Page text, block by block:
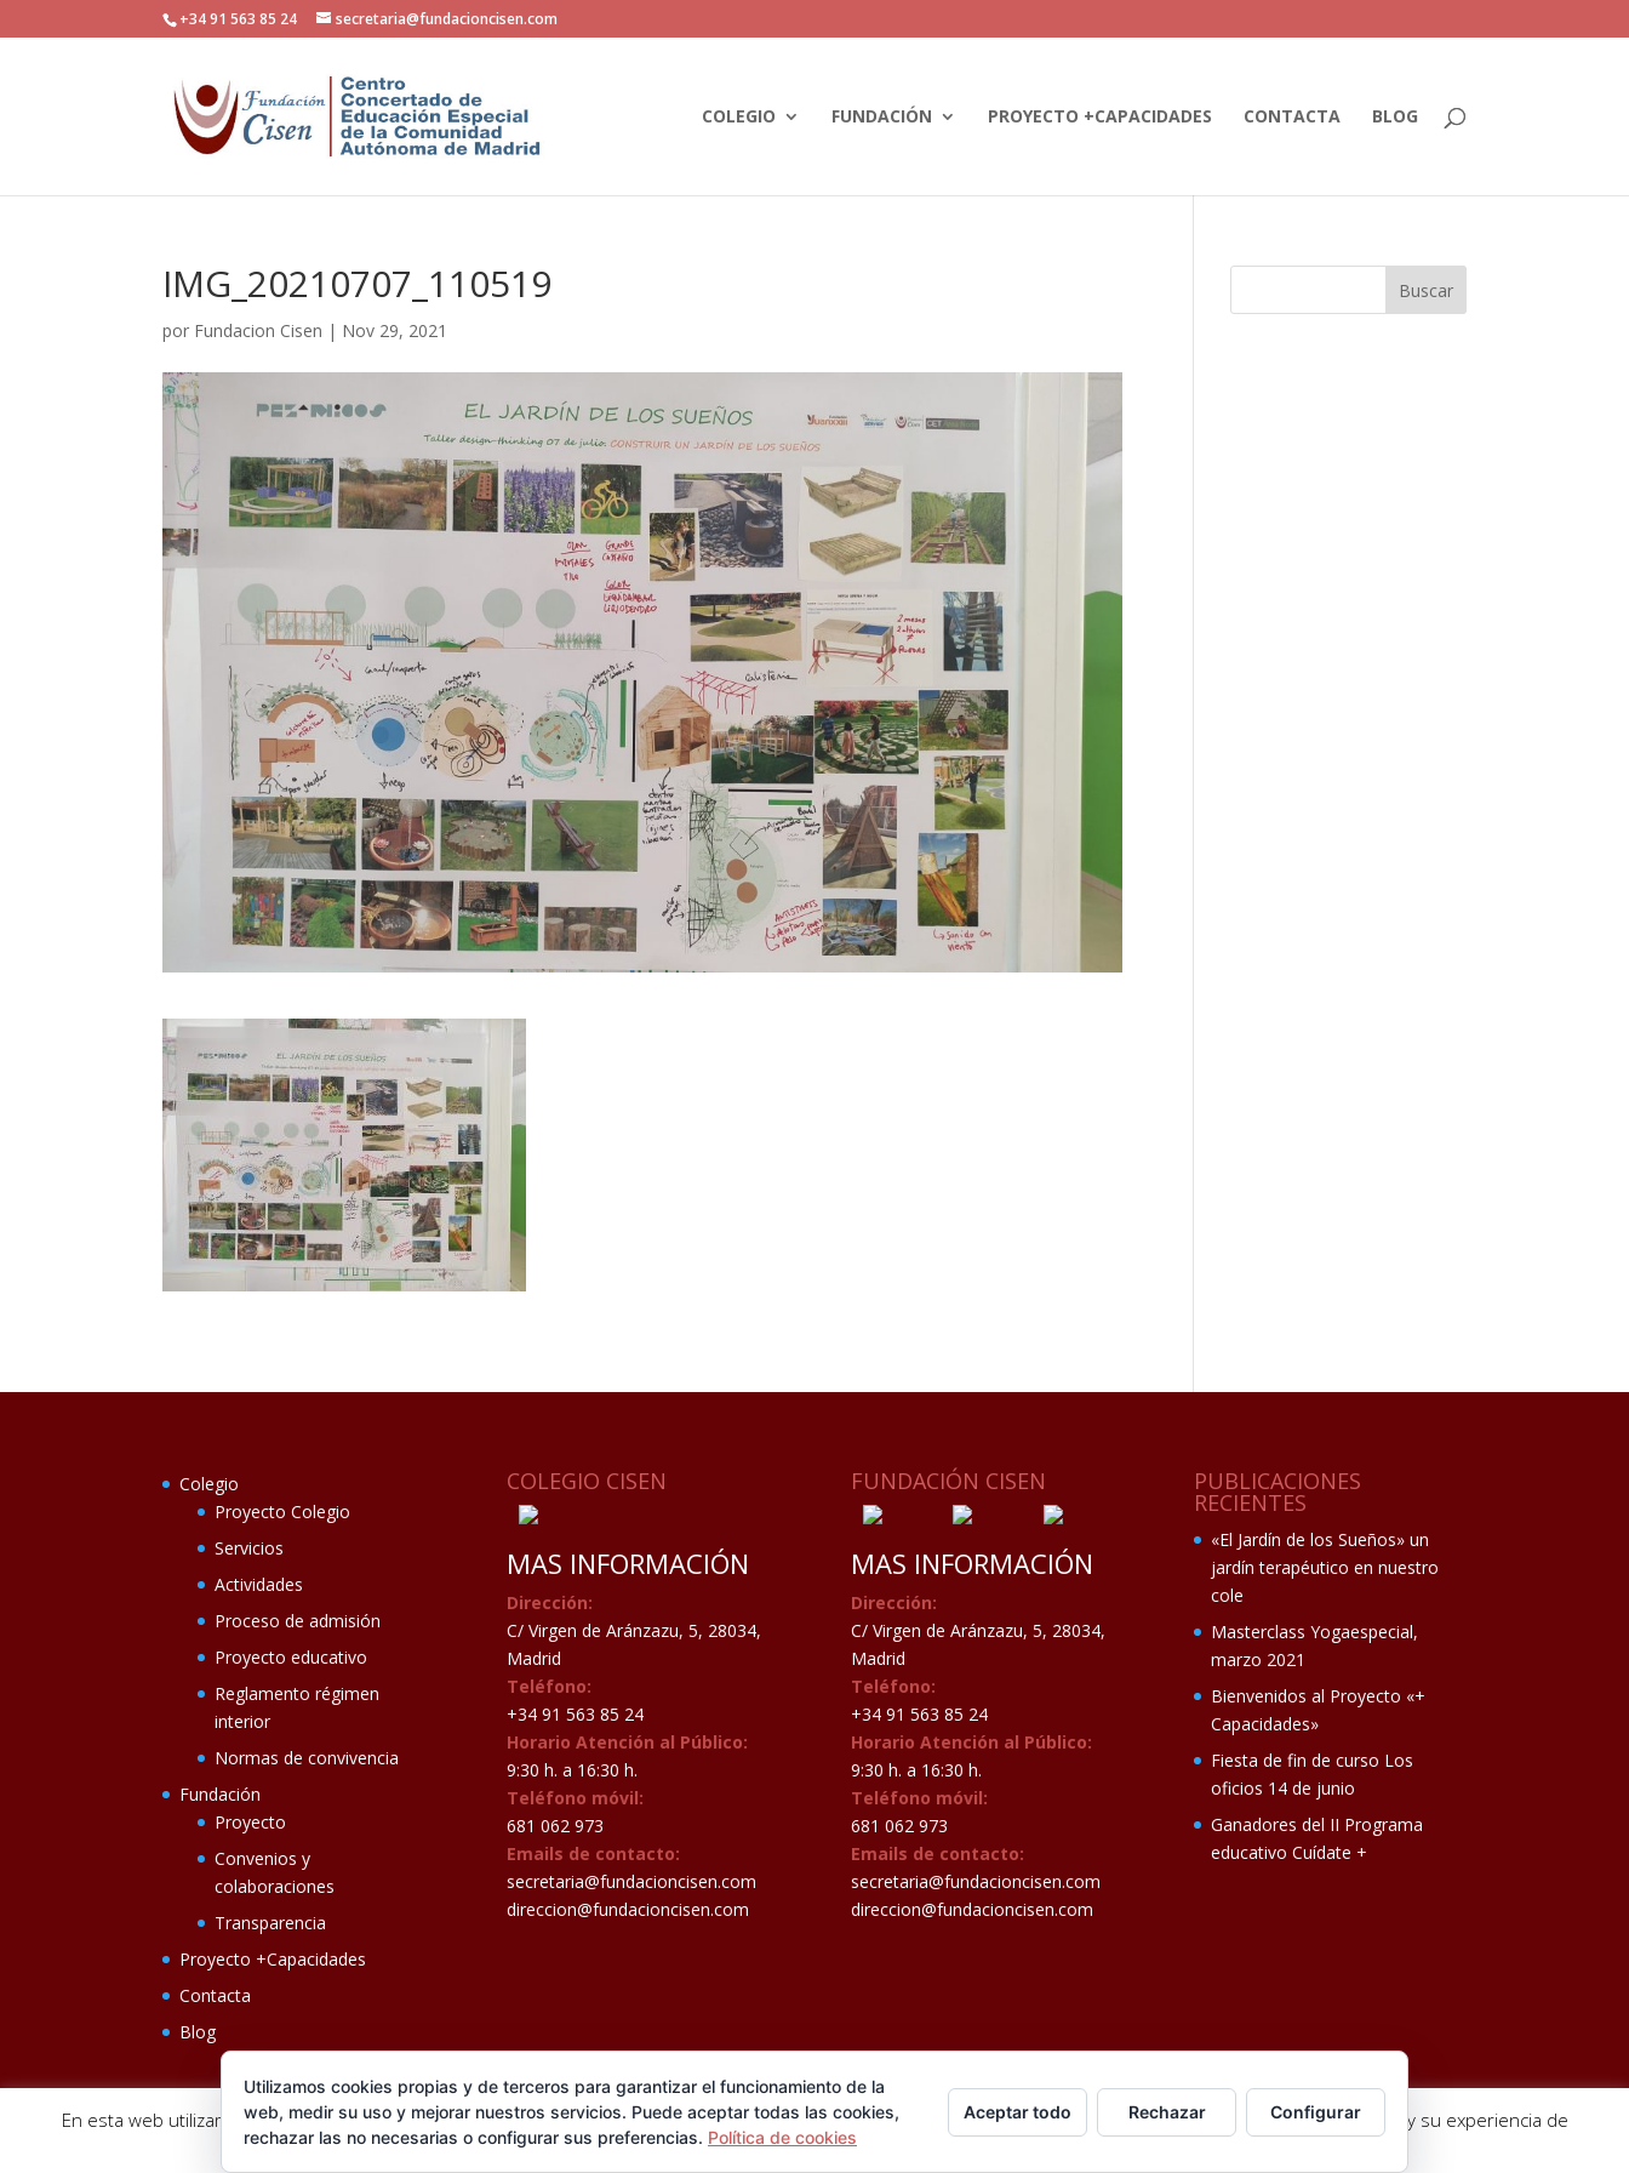
+34 91 563 85 24 secretaria@fundacioncisen.com
COLEGIO FUNDACIÓN PROYECTO +CAPACIDADES CONTACTA BLOG
IMG_20210707_110519
por Fundacion Cisen | Nov 29, 2021
Colegio
Proyecto Colegio
Servicios
Actividades
Proceso de admisión
Proyecto educativo
Reglamento régimen
interior
Normas de convivencia
Fundación
Proyecto
Convenios y
colaboraciones
Transparencia
Proyecto +Capacidades
Contacta
Blog
COLEGIO CISEN
MAS INFORMACIÓN
Dirección:
C/ Virgen de Aránzazu, 5, 28034,
Madrid
Teléfono:
+34 91 563 85 24
Horario Atención al Público:
9:30 h. a 16:30 h.
Teléfono móvil:
681 062 973
Emails de contacto:
secretaria@fundacioncisen.com
direccion@fundacioncisen.com
FUNDACIÓN CISEN
MAS INFORMACIÓN
Dirección:
C/ Virgen de Aránzazu, 5, 28034,
Madrid
Teléfono:
+34 91 563 85 24
Horario Atención al Público:
9:30 h. a 16:30 h.
Teléfono móvil:
681 062 973
Emails de contacto:
secretaria@fundacioncisen.com
direccion@fundacioncisen.com
PUBLICACIONES
RECIENTES
«El Jardín de los Sueños» un
jardín terapéutico en nuestro
cole
Masterclass Yogaespecial,
marzo 2021
Bienvenidos al Proyecto «+
Capacidades»
Fiesta de fin de curso Los
oficios 14 de junio
Ganadores del II Programa
educativo Cuídate +
En esta web utilizamos cookies analíticas, propias y de terceros, que nos informan sobre sus hábitos de navegación para mejorar la calidad de nuestros servicios y su experiencia de
Utilizamos cookies propias y de terceros para garantizar el funcionamiento de la
web, medir su uso y mejorar nuestros servicios. Puede aceptar todas las cookies,
rechazar las no necesarias o configurar sus preferencias. Política de cookies
Aceptar todo Rechazar Configurar